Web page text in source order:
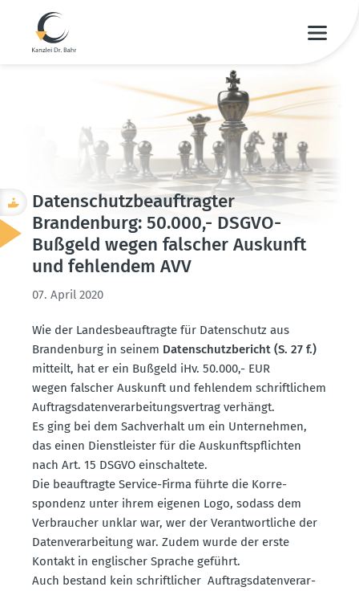
Daten­schutz­be­auf­tragter
Brandenburg: 50.000,- DSGVO-
Bußgeld wegen falscher Auskunft
und fehlendem AVV
07. April 2020
Wie der Landes­be­auf­tragte für Daten­schutz aus
Brandenburg in seinem Daten­schutz­be­richt (S. 27 f.)
mitteilt, hat er ein Bußgeld iHv. 50.000,- EUR
wegen falscher Auskunft und fehlendem schrift­lichem
Auftrags­da­ten­ver­ar­bei­tungs­vertrag verhängt.
Es ging bei dem Sachverhalt um ein Unter­nehmen,
das einen Dienst­leister für die Auskunfts­pflichten
nach Art. 15 DSGVO einschaltete.
Die beauf­tragte Service-Firma führte die Korre­
spondenz unter ihrem eigenen Logo, sodass dem
Verbraucher unklar war, wer der Verant­wort­liche der
Daten­ver­ar­beitung war. Zudem wurde der erste
Kontakt in engli­scher Sprache geführt.
Auch bestand kein schrift­licher Auftrags­da­ten­ver­ar­